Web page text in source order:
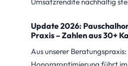
Update 2026:
Praxis – Zahlen aus 30+
Aus unserer